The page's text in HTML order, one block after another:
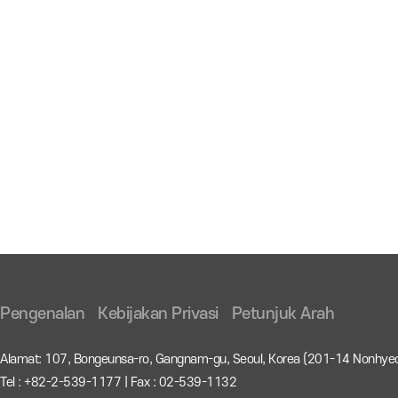
Pengenalan Kebijakan Privasi Petunjuk Arah
Alamat: 107, Bongeunsa-ro, Gangnam-gu, Seoul, Korea (201-14
Tel : +82-2-539-1177 | Fax : 02-539-1132